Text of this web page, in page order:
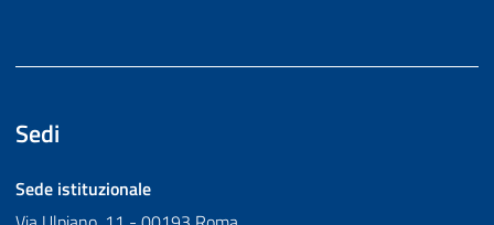
Sedi
Sede istituzionale